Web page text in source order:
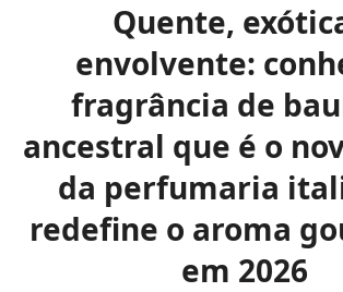
Quente,
envolvente:
fragrância de
ancestral que é o
da perfumaria
redefine o aroma
em 2026